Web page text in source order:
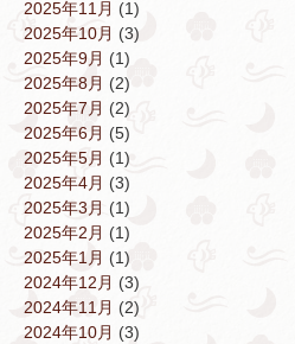
2025年11月 (1)
2025年10月 (3)
2025年9月 (1)
2025年8月 (2)
2025年7月 (2)
2025年6月 (5)
2025年5月 (1)
2025年4月 (3)
2025年3月 (1)
2025年2月 (1)
2025年1月 (1)
2024年12月 (3)
2024年11月 (2)
2024年10月 (3)